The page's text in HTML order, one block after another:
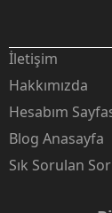
İletişim
Hakkımızda
Hesabım
Blog Anasayfa
Sık Sorulan